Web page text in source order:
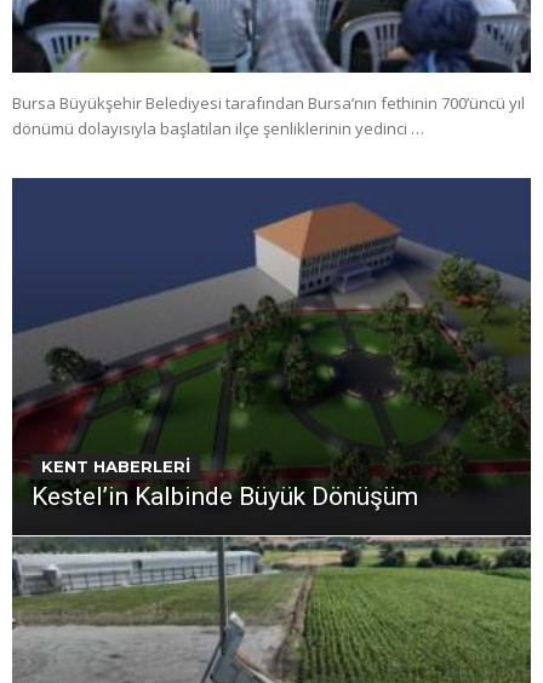
Bursa Büyükşehir Belediyesi tarafından Bursa’nın fethinin 700’üncü yıl
dönümü dolayısıyla başlatılan ilçe şenliklerinin yedinci …
KENT HABERLERİ
Kestel’in Kalbinde Büyük Dönüşüm